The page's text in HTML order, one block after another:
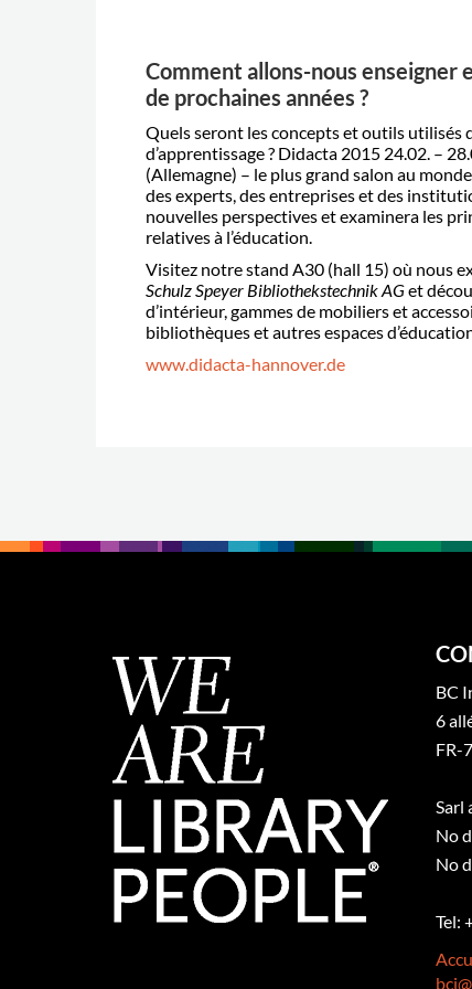
Comment allons-nous enseigner
de prochaines années ?
Quels seront les concepts et outils utilisés
d’apprentissage ? Didacta 2015 24.02. –
(Allemagne) – le plus grand salon au
des experts, des entreprises et des
nouvelles perspectives et examinera les
relatives à l’éducation.
Visitez notre stand A30 (hall 15) où nous
Schulz Speyer Bibliothekstechnik AGet
d’intérieur, gammes de mobiliers et
bibliothèques et autres espaces
www.didacta-hannover.de
BC
6
FR-
Sarl
No
No
Tel: